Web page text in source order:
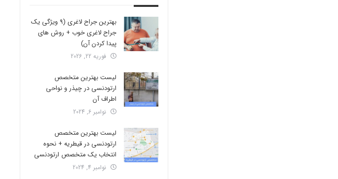
بهترین جراح لاغری (9 ویژگی یک
جراح لاغری خوب + روش های
پیدا کردن آن)
فوریه 22, 2026
لیست بهترین متخصص
ارتودنسی در چیذر و نواحی
اطراف آن
نوامبر 6, 2024
لیست بهترین متخصص
ارتودنسی در قیطریه + نحوه
انتخاب یک متخصص ارتودنسی
نوامبر 4, 2024